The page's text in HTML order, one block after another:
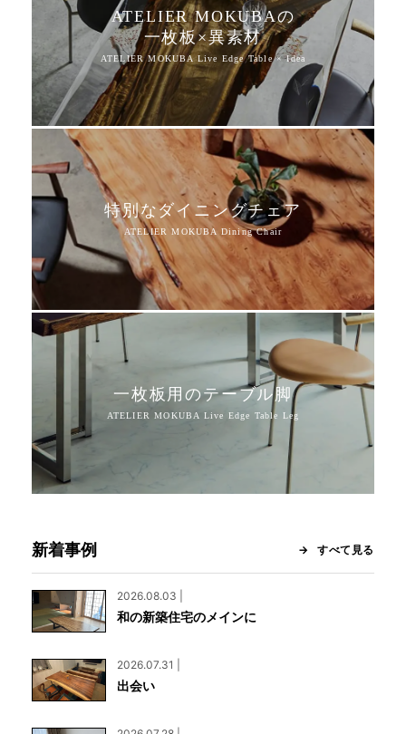
ATELIER MOKUBAの
一枚板×異素材
特別なダイニングチェア
一枚板用のテーブル脚
新着事例 すべて見る
2026.08.03 |
和の新築住宅のメインに
2026.07.31 |
出会い